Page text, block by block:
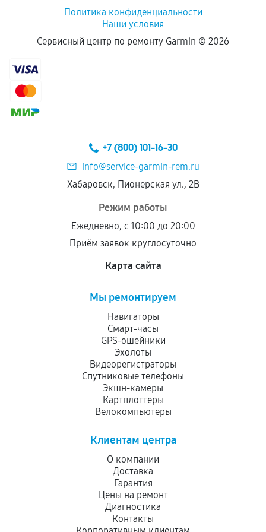
Если комплектующие куплены
сохраняться полностью или частично, если
соблюдены следующие условия:
Установка была выполнена нашим сервисным
центром.
При этом гарантия на сами комплектующие
продавца. За качество сторонних деталей
сервисный центр ответственности не несет.
Политика конфиденциальности
Наши условия
Сервисный центр по ремонту Garmin © 2026
+7 (800) 101-16-30
info@service-garmin-rem.ru
Хабаровск, Пионерская ул., 2В
Режим работы
Ежедневно, с 10:00 до 20:00
Приём заявок круглосуточно
Карта сайта
Мы ремонтируем
Навигаторы
Смарт-часы
GPS-ошейники
Эхолоты
Видеорегистраторы
Спутниковые телефоны
Экшн-камеры
Картплоттеры
Велокомпьютеры
Клиентам центра
О компании
Доставка
Гарантия
Цены на ремонт
Диагностика
Контакты